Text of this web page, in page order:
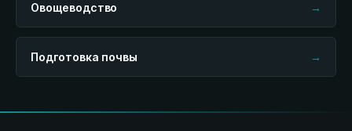
Овощеводство →
Подготовка почвы →